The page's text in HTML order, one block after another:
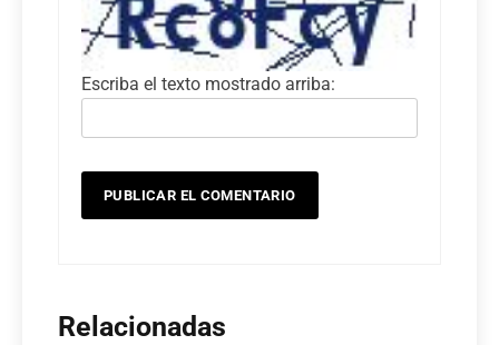
Escriba el texto mostrado arriba:
Relacionadas